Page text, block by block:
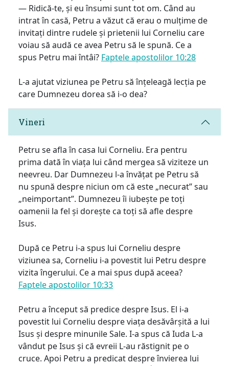
— Ridică-te, și eu însumi sunt tot om. Când au
intrat în casă, Petru a văzut că erau o mulțime de
invitați dintre rudele și prietenii lui Corneliu care
voiau să audă ce avea Petru să le spună. Ce a
spus Petru mai întâi? Faptele apostolilor 10:28
L-a ajutat viziunea pe Petru să înțeleagă lecția pe
care Dumnezeu dorea să i-o dea?
Vineri
Petru se afla în casa lui Corneliu. Era pentru
prima dată în viața lui când mergea să viziteze un
neevreu. Dar Dumnezeu l-a învățat pe Petru să
nu spună despre niciun om că este „necurat” sau
„neimportant”. Dumnezeu îi iubește pe toți
oamenii la fel și dorește ca toți să afle despre
Isus.
După ce Petru i-a spus lui Corneliu despre
viziunea sa, Corneliu i-a povestit lui Petru despre
vizita îngerului. Ce a mai spus după aceea?
Faptele apostolilor 10:33
Petru a început să predice despre Isus. El i-a
povestit lui Corneliu despre viața desăvârșită a lui
Isus și despre minunile Sale. I-a spus că Iuda L-a
vândut pe Isus și că evreii L-au răstignit pe o
cruce. Apoi Petru a predicat despre învierea lui